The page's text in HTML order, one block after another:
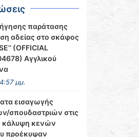
παράτασης
αδείας στο σκάφος
(OFFICIAL
Αγγλικού
μμ.
εισαγωγής
σπουδαστριών στις
κάλυψη κενών
προέκυψαν